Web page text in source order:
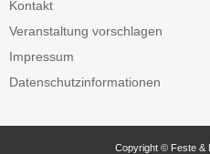
Kontakt
Veranstaltung vorschlagen
Impressum
Datenschutzinformationen
Copyright © Feste &